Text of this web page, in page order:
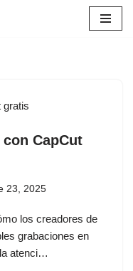
CapCut
23, 2025
los creadores de
grabaciones en
atenci…